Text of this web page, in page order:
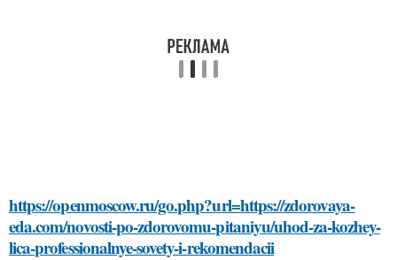
https://openmoscow.ru/go.php?url=https://zdorovaya-
eda.com/novosti-po-zdorovomu-pitaniyu/uhod-za-kozhey-
lica-professionalnye-sovety-i-rekomendacii